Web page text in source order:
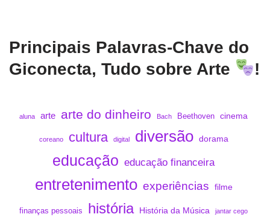
Principais Palavras-Chave do
Giconecta, Tudo sobre Arte
!
aluna arte arte do dinheiro Bach Beethoven cinema
coreano cultura digital diversão dorama
educação educação financeira
entretenimento experiências filme
finanças pessoais história História da Música jantar cego